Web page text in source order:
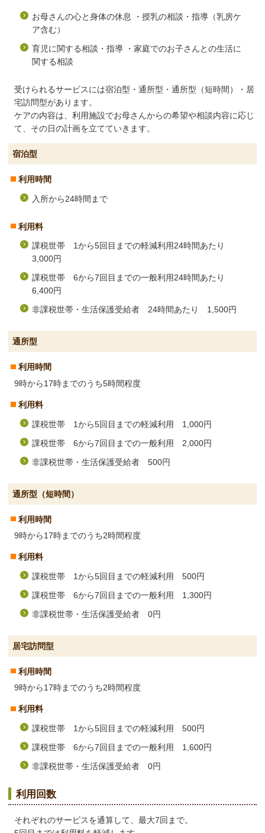
お母さんの心と身体の休息 ・授乳の相談・指導（乳房ケ
ア含む）
育児に関する相談・指導 ・家庭でのお子さんとの生活に
関する相談
受けられるサービスには宿泊型・通所型・通所型（短時間）・居
宅訪問型があります。
ケアの内容は、利用施設でお母さんからの希望や相談内容に応じ
て、その日の計画を立てていきます。
宿泊型
利用時間
入所から24時間まで
利用料
課税世帯 1から5回目までの軽減利用24時間あたり
3,000円
課税世帯 6から7回目までの一般利用24時間あたり
6,400円
非課税世帯・生活保護受給者 24時間あたり 1,500円
通所型
利用時間
9時から17時までのうち5時間程度
利用料
課税世帯 1から5回目までの軽減利用 1,000円
課税世帯 6から7回目までの一般利用 2,000円
非課税世帯・生活保護受給者 500円
通所型（短時間）
利用時間
9時から17時までのうち2時間程度
利用料
課税世帯 1から5回目までの軽減利用 500円
課税世帯 6から7回目までの一般利用 1,300円
非課税世帯・生活保護受給者 0円
居宅訪問型
利用時間
9時から17時までのうち2時間程度
利用料
課税世帯 1から5回目までの軽減利用 500円
課税世帯 6から7回目までの一般利用 1,600円
非課税世帯・生活保護受給者 0円
利用回数
それぞれのサービスを通算して、最大7回まで。